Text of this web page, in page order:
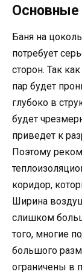
Основные
Баня на
потребует
сторон. Так
пар будет
глубоко в
будет
приведет к
Поэтому
коридор,
Ширина
слишком
того, многие
большого
ограничены в